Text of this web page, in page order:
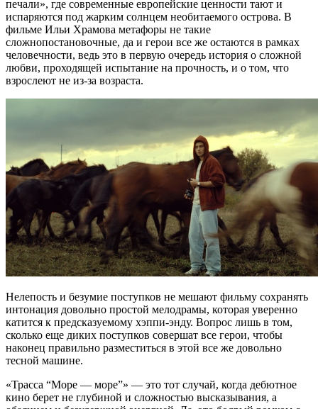
печали», где современные европейские ценности тают и
испаряются под жарким солнцем необитаемого острова. В
фильме Ильи Храмова метафоры не такие
сложнопостановочные, да и герои все же остаются в рамках
человечности, ведь это в первую очередь история о сложной
любви, проходящей испытание на прочность, и о том, что
взрослеют не из-за возраста.
Нелепость и безумие поступков не мешают фильму сохранять
интонация довольно простой мелодрамы, которая уверенно
катится к предсказуемому хэппи-энду. Вопрос лишь в том,
сколько еще диких поступков совершат все герои, чтобы
наконец правильно разместиться в этой все же довольно
тесной машине.
«Трасса “Море — море”» — это тот случай, когда дебютное
кино берет не глубиной и сложностью высказывания, а